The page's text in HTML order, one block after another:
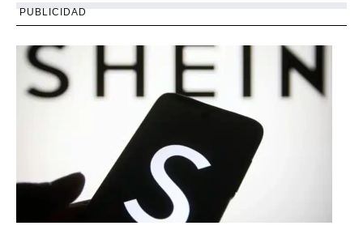
PUBLICIDAD